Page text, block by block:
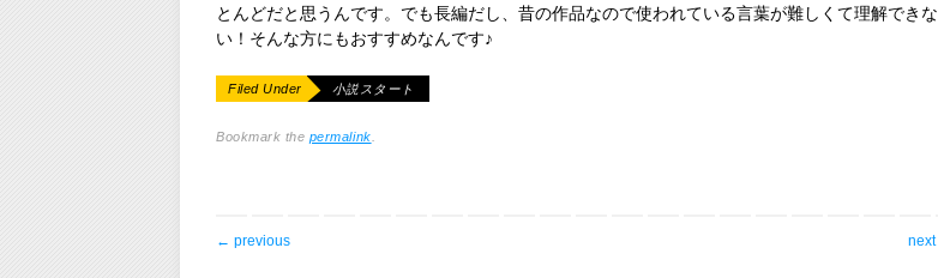
とんどだと思うんです。でも長編だし、昔の作品なので使われている言葉が難しくて理解できな
い！そんな方にもおすすめなんです♪
Filed Under 小説スタート
Bookmark the permalink
post navigation
← previous next